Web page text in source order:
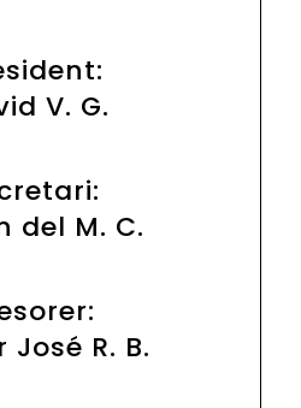
V. G.
del M. C.
José R. B.